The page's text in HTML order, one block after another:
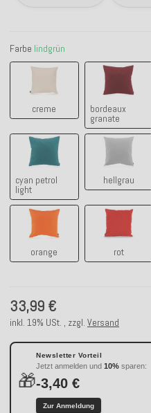
Farbe lindgrün
creme
creme
bordeaux
granate
cyan petrol
light
cyan petrol light
hellgrau
hellgrau
orange
orange
rot
rot
33,99 €
inkl. 19% USt. , zzgl. Versand
🎁
Newsletter Vorteil
Jetzt anmelden und 10% sparen:
-3,40 €
Zur Anmeldung